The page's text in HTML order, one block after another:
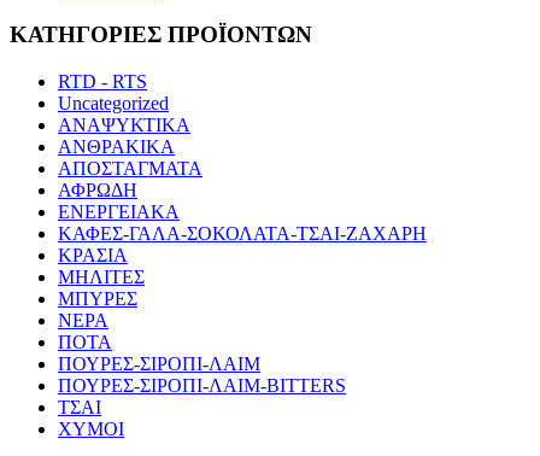
ΚΑΤΗΓΟΡΙΕΣ ΠΡΟΪΟΝΤΩΝ
RTD - RTS
Uncategorized
ΑΝΑΨΥΚΤΙΚΑ
ΑΝΘΡΑΚΙΚΑ
ΑΠΟΣΤΑΓΜΑΤΑ
ΑΦΡΩΔΗ
ΕΝΕΡΓΕΙΑΚΑ
ΚΑΦΕΣ-ΓΑΛΑ-ΣΟΚΟΛΑΤΑ-ΤΣΑΙ-ΖΑΧΑΡΗ
ΚΡΑΣΙΑ
ΜΗΛΙΤΕΣ
ΜΠΥΡΕΣ
ΝΕΡΑ
ΠΟΤΑ
ΠΟΥΡΕΣ-ΣΙΡΟΠΙ-ΛΑΙΜ
ΠΟΥΡΕΣ-ΣΙΡΟΠΙ-ΛΑΙΜ-BITTERS
ΤΣΑΙ
ΧΥΜΟΙ